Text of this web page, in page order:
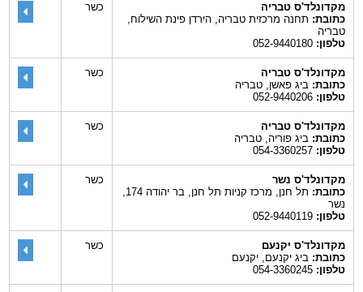
מקדונלד'ס טבריה
כתובת:תחנה מרכזית טבריה, הירדן פינת השילוח,
טבריה
טלפון:052-9440180
כשר
מקדונלד'ס טבריה
כתובת:ביג פאשן, טבריה
טלפון:052-9440206
כשר
מקדונלד'ס טבריה
כתובת:ביג פוריה, טבריה
טלפון:054-3360257
כשר
מקדונלד'ס נשר
כתובת:
תל חנן, מרכז קניות תל חנן, בר יהודה 174,
נשר
טלפון:052-9440119
כשר
מקדונלד'ס יקנעם
כתובת:ביג יקנעם, יקנעם
טלפון:054-3360245
כשר